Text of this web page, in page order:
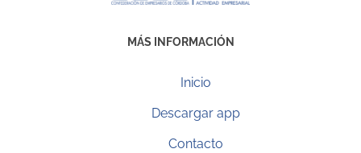
MÁS INFORMACIÓN
Inicio
Descargar app
Contacto